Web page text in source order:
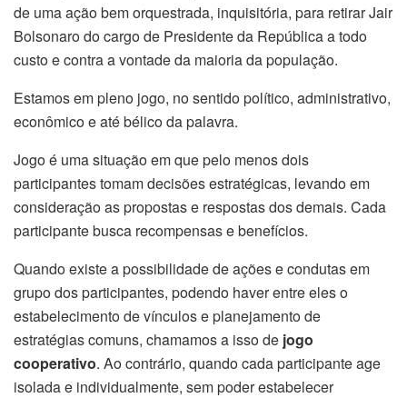
de uma ação bem orquestrada, inquisitória, para retirar Jair
Bolsonaro do cargo de Presidente da República a todo
custo e contra a vontade da maioria da população.
Estamos em pleno jogo, no sentido político, administrativo,
econômico e até bélico da palavra.
Jogo é uma situação em que pelo menos dois
participantes tomam decisões estratégicas, levando em
consideração as propostas e respostas dos demais. Cada
participante busca recompensas e benefícios.
Quando existe a possibilidade de ações e condutas em
grupo dos participantes, podendo haver entre eles o
estabelecimento de vínculos e planejamento de
estratégias comuns, chamamos a isso de jogo
cooperativo. Ao contrário, quando cada participante age
isolada e individualmente, sem poder estabelecer